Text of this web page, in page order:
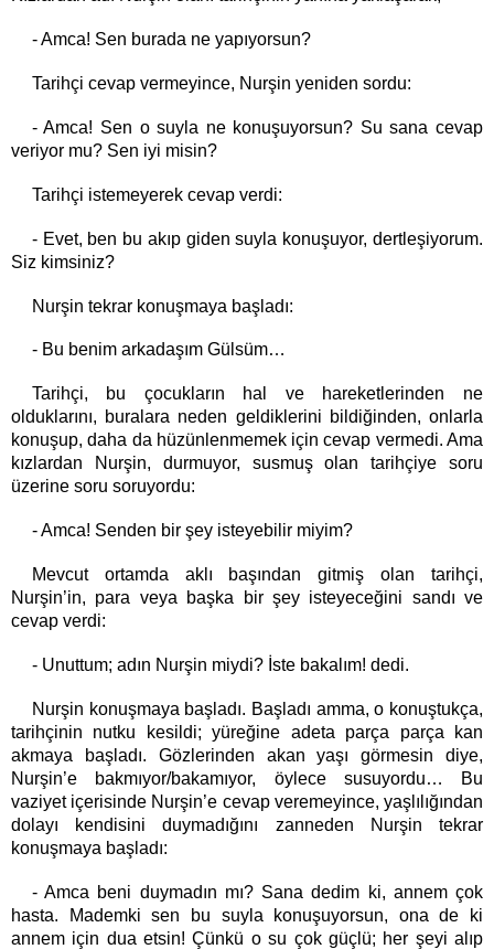
- Amca! Sen burada ne yapıyorsun?
Tarihçi cevap vermeyince, Nurşin yeniden sordu:
- Amca! Sen o suyla ne konuşuyorsun? Su sana cevap
veriyor mu? Sen iyi misin?
Tarihçi istemeyerek cevap verdi:
- Evet, ben bu akıp giden suyla konuşuyor, dertleşiyorum.
Siz kimsiniz?
Nurşin tekrar konuşmaya başladı:
- Bu benim arkadaşım Gülsüm…
Tarihçi, bu çocukların hal ve hareketlerinden ne
olduklarını, buralara neden geldiklerini bildiğinden, onlarla
konuşup, daha da hüzünlenmemek için cevap vermedi. Ama
kızlardan Nurşin, durmuyor, susmuş olan tarihçiye soru
üzerine soru soruyordu:
- Amca! Senden bir şey isteyebilir miyim?
Mevcut ortamda aklı başından gitmiş olan tarihçi,
Nurşin’in, para veya başka bir şey isteyeceğini sandı ve
cevap verdi:
- Unuttum; adın Nurşin miydi? İste bakalım! dedi.
Nurşin konuşmaya başladı. Başladı amma, o konuştukça,
tarihçinin nutku kesildi; yüreğine adeta parça parça kan
akmaya başladı. Gözlerinden akan yaşı görmesin diye,
Nurşin’e bakmıyor/bakamıyor, öylece susuyordu… Bu
vaziyet içerisinde Nurşin’e cevap veremeyince, yaşlılığından
dolayı kendisini duymadığını zanneden Nurşin tekrar
konuşmaya başladı:
- Amca beni duymadın mı? Sana dedim ki, annem çok
hasta. Mademki sen bu suyla konuşuyorsun, ona de ki
annem için dua etsin! Çünkü o su çok güçlü; her şeyi alıp